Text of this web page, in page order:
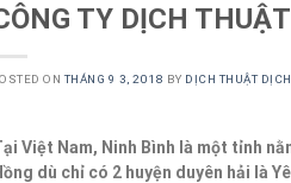
TY DỊCH
ONTHÁNG 9 3, 2018 BY DỊCH THUẬT
Việt Nam, Ninh Bình là một tỉnh
dù chỉ có 2 huyện duyên hải là